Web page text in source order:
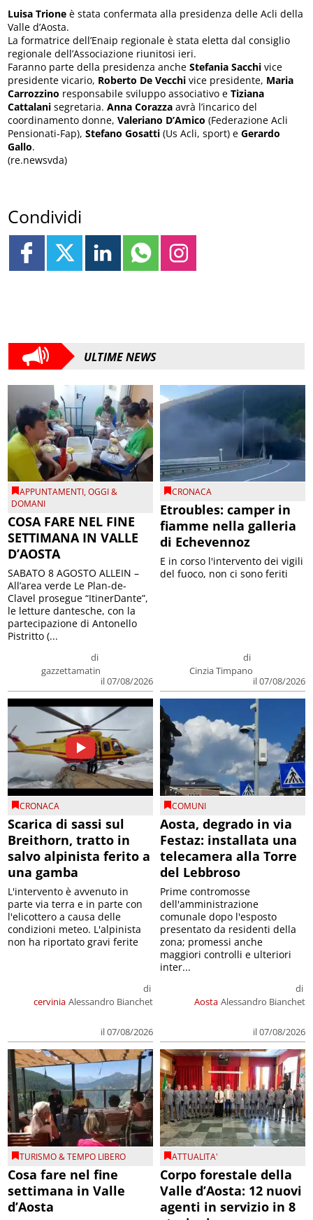
Luisa Trione è stata confermata alla presidenza delle Acli della
Valle d’Aosta.
La formatrice dell’Enaip regionale è stata eletta dal consiglio
regionale dell’Associazione riunitosi ieri.
Faranno parte della presidenza ancheStefania Sacchi vice
presidente vicario, Roberto De Vecchi vice presidente, Maria
Carrozzino responsabile sviluppo associativo eTiziana
Cattalani segretaria.Anna Corazza avrà l’incarico del
coordinamento donne,Valeriano D’Amico (Federazione Acli
Pensionati-Fap),Stefano Gosatti (Us Acli, sport) eGerardo
Gallo.
(re.newsvda)
Condividi
ULTIME NEWS
APPUNTAMENTI,OGGI &
DOMANI
COSA FARE NEL FINE
SETTIMANA IN VALLE
D’AOSTA
di
gazzettamatin
il 07/08/2026
SABATO 8 AGOSTO ALLEIN –
All’area verde Le Plan-de-
Clavel prosegue “ItinerDante”,
le letture dantesche, con la
partecipazione di Antonello
Pistritto (...
CRONACA
Etroubles: camper in
fiamme nella galleria
di Echevennoz
di
Cinzia Timpano
il 07/08/2026
E in corso l'intervento dei vigili
del fuoco, non ci sono feriti
CRONACA
Scarica di sassi sul
Breithorn, tratto in
salvo alpinista ferito a
una gamba
cervinia
di
Alessandro Bianchet
il 07/08/2026
L'intervento è avvenuto in
parte via terra e in parte con
l'elicottero a causa delle
condizioni meteo. L'alpinista
non ha riportato gravi ferite
COMUNI
Aosta, degrado in via
Festaz: installata una
telecamera alla Torre
del Lebbroso
Aosta
di
Alessandro Bianchet
il 07/08/2026
Prime contromosse
dell'amministrazione
comunale dopo l'esposto
presentato da residenti della
zona; promessi anche
maggiori controlli e ulteriori
inter...
TURISMO & TEMPO LIBERO
Cosa fare nel fine
settimana in Valle
d’Aosta
ATTUALITA'
Corpo forestale della
Valle d’Aosta: 12 nuovi
agenti in servizio in 8